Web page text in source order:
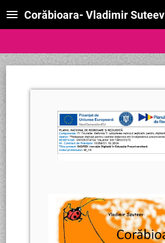
Corăbioara- Vladimir Suteev